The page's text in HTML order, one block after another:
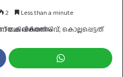
2 Less than a minute